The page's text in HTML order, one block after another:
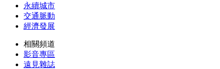
永續城市
交通脈動
經濟發展
相關頻道
影音專區
遠見雜誌